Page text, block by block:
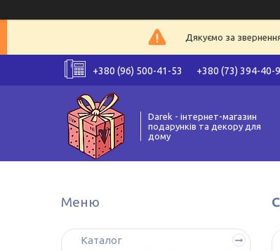
Дякуємо за
+380 (96) 500-41-53 +380 (73) 394-40-
Darek - інтернет-магазин
подарунків та декору для
дому
Каталог